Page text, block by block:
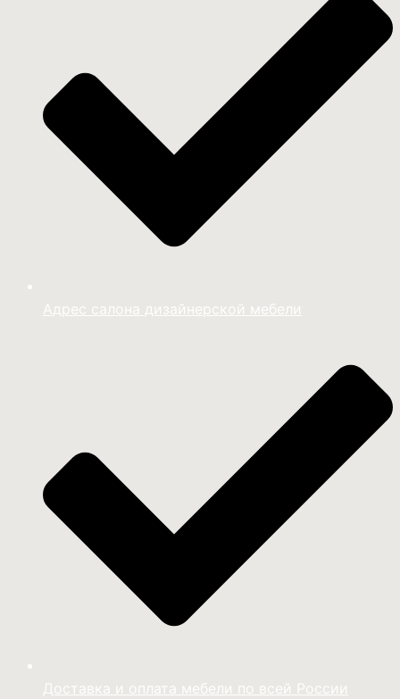
Адрес салона дизайнерской мебели
Доставка и оплата мебели по всей России